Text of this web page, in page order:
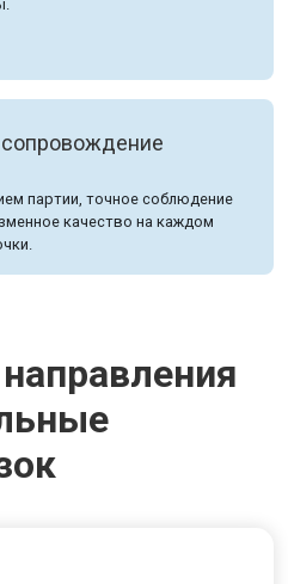
партии, точное соблюдение
качество на каждом